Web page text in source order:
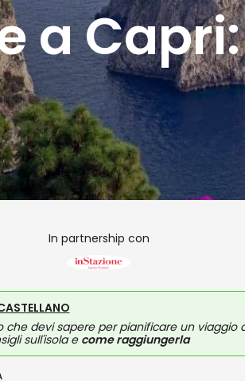
a
In partnership con
che devi sapere per pianificare un viaggio
sull'isola e come raggiungerla